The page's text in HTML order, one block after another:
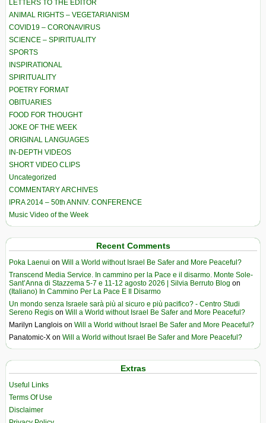
LETTERS TO THE EDITOR
ANIMAL RIGHTS – VEGETARIANISM
COVID19 – CORONAVIRUS
SCIENCE – SPIRITUALITY
SPORTS
INSPIRATIONAL
SPIRITUALITY
POETRY FORMAT
OBITUARIES
FOOD FOR THOUGHT
JOKE OF THE WEEK
ORIGINAL LANGUAGES
IN-DEPTH VIDEOS
SHORT VIDEO CLIPS
Uncategorized
COMMENTARY ARCHIVES
IPRA 2014 – 50th ANNIV. CONFERENCE
Music Video of the Week
Recent Comments
Poka Laenui on Will a World without Israel Be Safer and More Peaceful?
Transcend Media Service. In cammino per la Pace e il disarmo. Monte Sole-
Sant’Anna di Stazzema 5-7 e 11-12 agosto 2026 | Silvia Berruto Blog on
(Italiano) In Cammino Per La Pace E Il Disarmo
Un mondo senza Israele sarà più al sicuro e più pacifico? - Centro Studi
Sereno Regis on Will a World without Israel Be Safer and More Peaceful?
Marilyn Langlois on Will a World without Israel Be Safer and More Peaceful?
Panatomic-X on Will a World without Israel Be Safer and More Peaceful?
Extras
Useful Links
Terms Of Use
Disclaimer